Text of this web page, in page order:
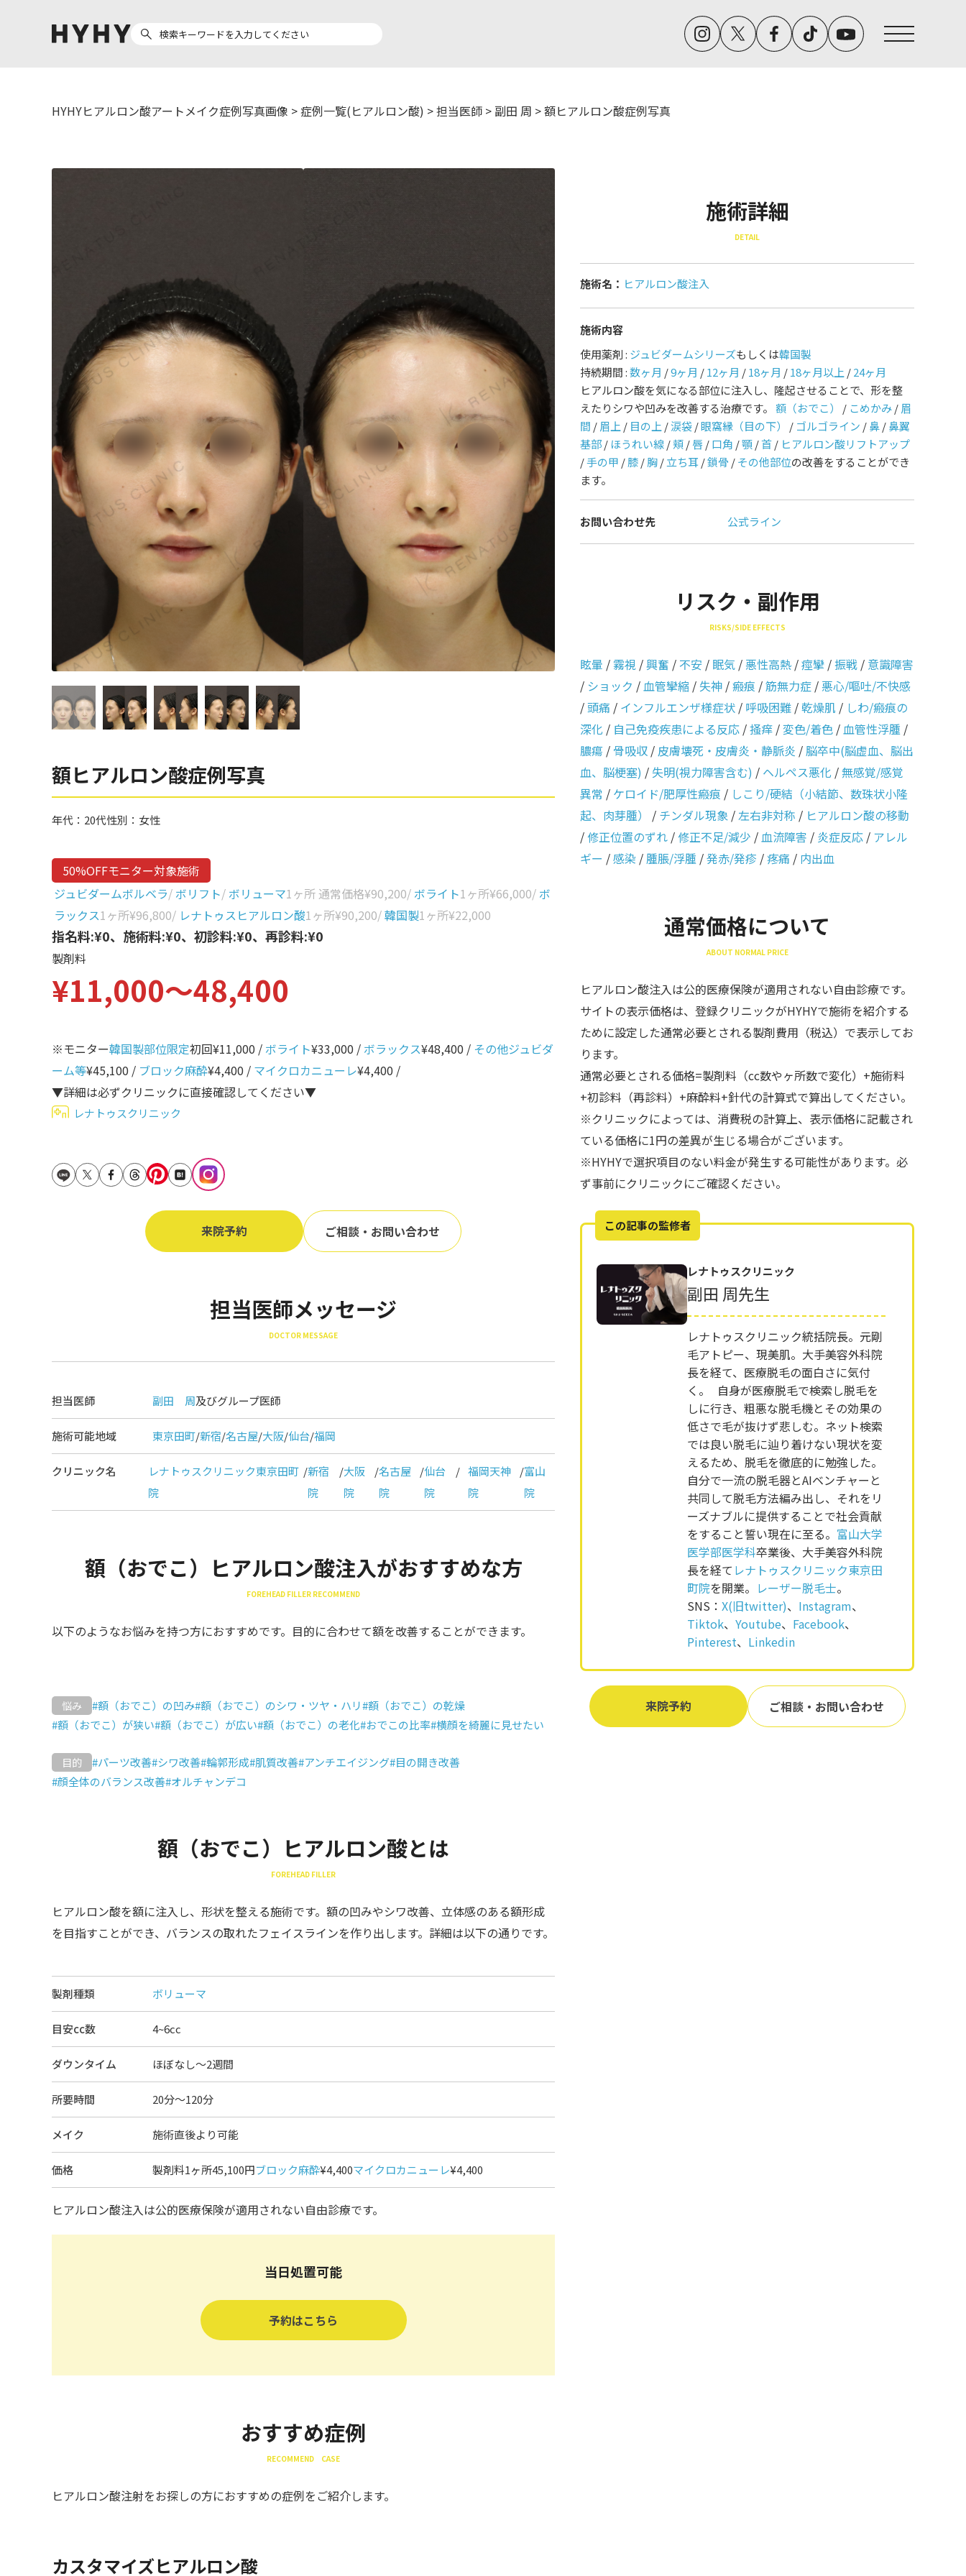
医師一覧
看護師一覧
新着情報
プライバシーポリシー
未成年の方へ
規約
コラム
部位から探す
眼窩縁（目の下）
ヒアルロン酸リフトアッ
Preparation
ボリューマ
ボリフト
ボルベラ
ボライト
ダイヤモンドフィール/ピ
スネコス
リジュラン
ゴウリ
糸リフト
目の下のクマ取り
その他
性別から探す
女性
男性
Age
年代から探す
20代
30代
40代
60代
80代
90代
Region
東京
名古屋
仙台
HYHYヒアルロン酸アートメイク症例写真画像 >症例一覧(ヒアルロン酸) >担当医師 > 副田 周 >額ヒアルロン酸症例写真
額ヒアルロン酸症例写真
年代： 20代性別： 女性
50%OFFモニター対象施術
ジュビダームボルベラ/ ボリフト/ ボリューマ1ヶ所 通常価格¥90,200/ ボライト1ヶ所¥66,000/ ボ
ラックス1ヶ所¥96,800/ レナトゥスヒアルロン酸1ヶ所¥90,200/韓国製1ヶ所¥22,000
指名料:¥0、施術料:¥0、初診料:¥0、再診料:¥0
製剤料
¥11,000〜48,400
※モニター韓国製部位限定初回¥11,000 / ボライト¥33,000 / ボラックス¥48,400 / その他ジュビダ
ーム等¥45,100 / ブロック麻酔¥4,400 / マイクロカニューレ¥4,400 /
▼詳細は必ずクリニックに直接確認してください▼
レナトゥスクリニック
来院予約 ご相談・お問い合わせ
担当医師メッセージ
DOCTOR MESSAGE
担当医師 副田 周及びグループ医師
施術可能地域 東京田町/新宿/名古屋/大阪/仙台/福岡
クリニック名
レナトゥスクリニック東京田町
院
/新宿
院
/大阪
院
/名古屋
院
/仙台
院
/ 福岡天神
院
/富山
院
額（おでこ）ヒアルロン酸注入がおすすめな方
FOREHEAD FILLER RECOMMEND
以下のようなお悩みを持つ方におすすめです。目的に合わせて額を改善することができます。
悩み #額（おでこ）の凹み#額（おでこ）のシワ・ツヤ・ハリ#額（おでこ）の乾燥
#額（おでこ）が狭い#額（おでこ）が広い#額（おでこ）の老化#おでこの比率#横顔を綺麗に見せたい
目的 #パーツ改善#シワ改善#輪郭形成#肌質改善#アンチエイジング#目の開き改善
#顔全体のバランス改善#オルチャンデコ
額（おでこ）ヒアルロン酸とは
FOREHEAD FILLER
ヒアルロン酸を額に注入し、形状を整える施術です。額の凹みやシワ改善、立体感のある額形成
を目指すことができ、バランスの取れたフェイスラインを作り出します。詳細は以下の通りです。
製剤種類 ボリューマ
目安cc数 4~6cc
ダウンタイム ほぼなし〜2週間
所要時間 20分～120分
メイク 施術直後より可能
価格 製剤料1ヶ所45,100円ブロック麻酔¥4,400マイクロカニューレ¥4,400
ヒアルロン酸注入は公的医療保険が適用されない自由診療です。
当日処置可能
予約はこちら
おすすめ症例
RECOMMEND CASE
ヒアルロン酸注射をお探しの方におすすめの症例をご紹介します。
カスタマイズヒアルロン酸
施術詳細
DETAIL
施術名： ヒアルロン酸注入
施術内容
使用薬剤 : ジュビダームシリーズもしくは韓国製
持続期間 :数ヶ月 /9ヶ月 /12ヶ月 /18ヶ月 /18ヶ月以上 /24ヶ月
ヒアルロン酸を気になる部位に注入し、隆起させることで、形を整
えたりシワや凹みを改善する治療です。 額（おでこ） / こめかみ/眉
間 /眉上 / 目の上 /涙袋/眼窩縁（目の下） / ゴルゴライン /鼻/鼻翼
基部/ ほうれい線/頬/唇/口角 /顎/首/ ヒアルロン酸リフトアップ
/手の甲 /膝/胸/立ち耳/鎖骨 /その他部位の改善をすることができ
ます。
お問い合わせ先 公式ライン
リスク・副作用
RISKS/SIDE EFFECTS
眩暈 /霧視 /興奮 / 不安 / 眠気 /悪性高熱 /痙攣 /振戦 / 意識障害
/ ショック /血管攣縮 /失神 /瘢痕 /筋無力症 /悪心/嘔吐/不快感
/頭痛 / インフルエンザ様症状 / 呼吸困難 /乾燥肌 / しわ/瘢痕の
深化 / 自己免疫疾患による反応 /掻痒 /変色/着色 /血管性浮腫 /
膿瘍 / 骨吸収 / 皮膚壊死・皮膚炎・静脈炎 /脳卒中(脳虚血、脳出
血、脳梗塞) /失明(視力障害含む) / ヘルペス悪化 /無感覚/感覚
異常 / ケロイド/肥厚性瘢痕 / しこり/硬結（小結節、数珠状小隆
起、肉芽腫）
/ チンダル現象 /左右非対称 / ヒアルロン酸の移動
/修正位置のずれ /修正不足/減少 /血流障害 / 炎症反応 / アレル
ギー /感染 /腫脹/浮腫 /発赤/発疹 /疼痛 / 内出血
通常価格について
ABOUT NORMAL PRICE
ヒアルロン酸注入は公的医療保険が適用されない自由診療です。
サイトの表示価格は、登録クリニックがHYHYで施術を紹介する
ために設定した通常必要とされる製剤費用（税込）で表示してお
ります。
通常必要とされる価格=製剤料（cc数やヶ所数で変化）+施術料
+初診料（再診料）+麻酔料+針代の計算式で算出してください。
※クリニックによっては、消費税の計算上、表示価格に記載され
ている価格に1円の差異が生じる場合がございます。
※HYHYで選択項目のない料金が発生する可能性があります。必
ず事前にクリニックにご確認ください。
この記事の監修者
レナトゥスクリニック
副田 周先生
レナトゥスクリニック統括院長。元剛
毛アトピー、現美肌。大手美容外科院
長を経て、医療脱毛の面白さに気付
く。 自身が医療脱毛で検索し脱毛を
しに行き、粗悪な脱毛機とその効果の
低さで毛が抜けず悲しむ。ネット検索
では良い脱毛に辿り着けない現状を変
えるため、脱毛を徹底的に勉強した。
自分で一流の脱毛器とAIベンチャーと
共同して脱毛方法編み出し、それをリ
ーズナブルに提供することで社会貢献
をすること誓い現在に至る。 富山大学
医学部医学科卒業後、大手美容外科院
長を経て レナトゥスクリニック東京田
町院を開業。 レーザー脱毛士。
SNS： X(旧twitter)、 Instagram、
Tiktok、 Youtube、 Facebook、
Pinterest、 Linkedin
来院予約 ご相談・お問い合わせ